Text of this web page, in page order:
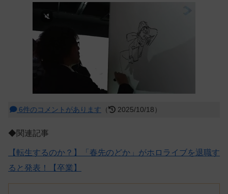
6件のコメントがあります （ 2025/10/18）
◆関連記事
【転生するのか？】「春先のどか」がホロライブを退職す
ると発表！【卒業】